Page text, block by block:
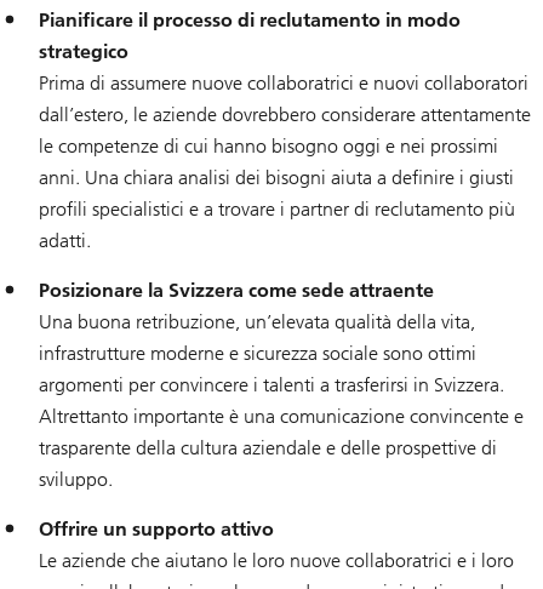
Pianificare il processo di reclutamento in modo
strategico
Prima di assumere nuove collaboratrici e nuovi collaboratori
dall’estero, le aziende dovrebbero considerare attentamente
le competenze di cui hanno bisogno oggi e nei prossimi
anni. Una chiara analisi dei bisogni aiuta a definire i giusti
profili specialistici e a trovare i partner di reclutamento più
adatti.
Posizionare la Svizzera come sede attraente
Una buona retribuzione, un’elevata qualità della vita,
infrastrutture moderne e sicurezza sociale sono ottimi
argomenti per convincere i talenti a trasferirsi in Svizzera.
Altrettanto importante è una comunicazione convincente e
trasparente della cultura aziendale e delle prospettive di
sviluppo.
Offrire un supporto attivo
Le aziende che aiutano le loro nuove collaboratrici e i loro